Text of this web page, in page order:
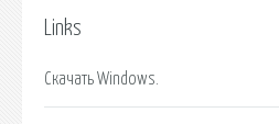
Links
Скачать Windows.